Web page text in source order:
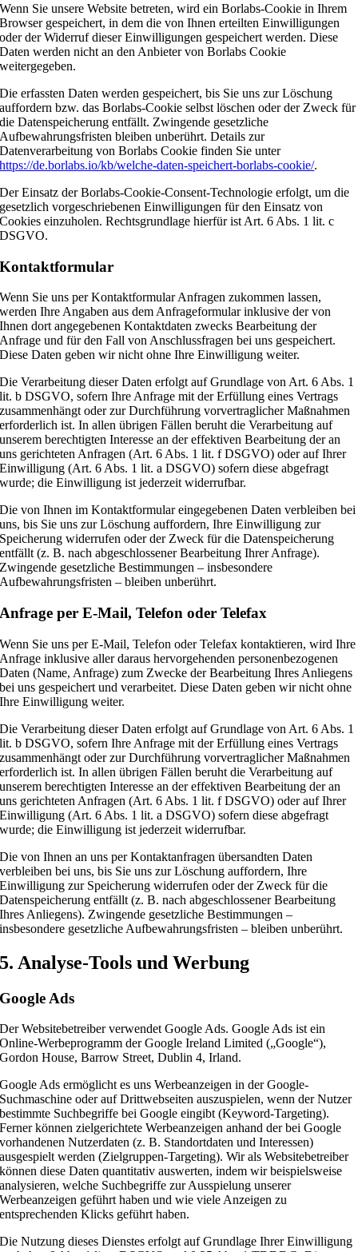
Wenn Sie unsere Website betreten, wird ein Borlabs-Cookie in Ihrem
Browser gespeichert, in dem die von Ihnen erteilten Einwilligungen
oder der Widerruf dieser Einwilligungen gespeichert werden. Diese
Daten werden nicht an den Anbieter von Borlabs Cookie
weitergegeben.
Die erfassten Daten werden gespeichert, bis Sie uns zur Löschung
auffordern bzw. das Borlabs-Cookie selbst löschen oder der Zweck für
die Datenspeicherung entfällt. Zwingende gesetzliche
Aufbewahrungsfristen bleiben unberührt. Details zur
Datenverarbeitung von Borlabs Cookie finden Sie unter
https://de.borlabs.io/kb/welche-daten-speichert-borlabs-cookie/.
Der Einsatz der Borlabs-Cookie-Consent-Technologie erfolgt, um die
gesetzlich vorgeschriebenen Einwilligungen für den Einsatz von
Cookies einzuholen. Rechtsgrundlage hierfür ist Art. 6 Abs. 1 lit. c
DSGVO.
Kontaktformular
Wenn Sie uns per Kontaktformular Anfragen zukommen lassen,
werden Ihre Angaben aus dem Anfrageformular inklusive der von
Ihnen dort angegebenen Kontaktdaten zwecks Bearbeitung der
Anfrage und für den Fall von Anschlussfragen bei uns gespeichert.
Diese Daten geben wir nicht ohne Ihre Einwilligung weiter.
Die Verarbeitung dieser Daten erfolgt auf Grundlage von Art. 6 Abs. 1
lit. b DSGVO, sofern Ihre Anfrage mit der Erfüllung eines Vertrags
zusammenhängt oder zur Durchführung vorvertraglicher Maßnahmen
erforderlich ist. In allen übrigen Fällen beruht die Verarbeitung auf
unserem berechtigten Interesse an der effektiven Bearbeitung der an
uns gerichteten Anfragen (Art. 6 Abs. 1 lit. f DSGVO) oder auf Ihrer
Einwilligung (Art. 6 Abs. 1 lit. a DSGVO) sofern diese abgefragt
wurde; die Einwilligung ist jederzeit widerrufbar.
Die von Ihnen im Kontaktformular eingegebenen Daten verbleiben bei
uns, bis Sie uns zur Löschung auffordern, Ihre Einwilligung zur
Speicherung widerrufen oder der Zweck für die Datenspeicherung
entfällt (z. B. nach abgeschlossener Bearbeitung Ihrer Anfrage).
Zwingende gesetzliche Bestimmungen – insbesondere
Aufbewahrungsfristen – bleiben unberührt.
Anfrage per E-Mail, Telefon oder Telefax
Wenn Sie uns per E-Mail, Telefon oder Telefax kontaktieren, wird Ihre
Anfrage inklusive aller daraus hervorgehenden personenbezogenen
Daten (Name, Anfrage) zum Zwecke der Bearbeitung Ihres Anliegens
bei uns gespeichert und verarbeitet. Diese Daten geben wir nicht ohne
Ihre Einwilligung weiter.
Die Verarbeitung dieser Daten erfolgt auf Grundlage von Art. 6 Abs. 1
lit. b DSGVO, sofern Ihre Anfrage mit der Erfüllung eines Vertrags
zusammenhängt oder zur Durchführung vorvertraglicher Maßnahmen
erforderlich ist. In allen übrigen Fällen beruht die Verarbeitung auf
unserem berechtigten Interesse an der effektiven Bearbeitung der an
uns gerichteten Anfragen (Art. 6 Abs. 1 lit. f DSGVO) oder auf Ihrer
Einwilligung (Art. 6 Abs. 1 lit. a DSGVO) sofern diese abgefragt
wurde; die Einwilligung ist jederzeit widerrufbar.
Die von Ihnen an uns per Kontaktanfragen übersandten Daten
verbleiben bei uns, bis Sie uns zur Löschung auffordern, Ihre
Einwilligung zur Speicherung widerrufen oder der Zweck für die
Datenspeicherung entfällt (z. B. nach abgeschlossener Bearbeitung
Ihres Anliegens). Zwingende gesetzliche Bestimmungen –
insbesondere gesetzliche Aufbewahrungsfristen – bleiben unberührt.
5. Analyse-Tools und Werbung
Google Ads
Der Websitebetreiber verwendet Google Ads. Google Ads ist ein
Online-Werbeprogramm der Google Ireland Limited („Google“),
Gordon House, Barrow Street, Dublin 4, Irland.
Google Ads ermöglicht es uns Werbeanzeigen in der Google-
Suchmaschine oder auf Drittwebseiten auszuspielen, wenn der Nutzer
bestimmte Suchbegriffe bei Google eingibt (Keyword-Targeting).
Ferner können zielgerichtete Werbeanzeigen anhand der bei Google
vorhandenen Nutzerdaten (z. B. Standortdaten und Interessen)
ausgespielt werden (Zielgruppen-Targeting). Wir als Websitebetreiber
können diese Daten quantitativ auswerten, indem wir beispielsweise
analysieren, welche Suchbegriffe zur Ausspielung unserer
Werbeanzeigen geführt haben und wie viele Anzeigen zu
entsprechenden Klicks geführt haben.
Die Nutzung dieses Dienstes erfolgt auf Grundlage Ihrer Einwilligung